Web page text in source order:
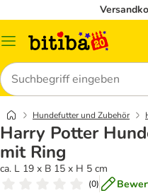
Menü
Suchen
Hundefutter und Zubehör
Harry Potter
mit Ring
ca. L 19 x B 15 x H 5 cm
(0)